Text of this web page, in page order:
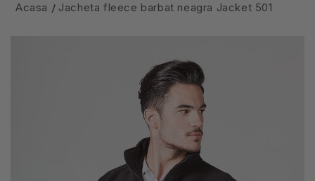
Acasa Jacheta fleece barbat neagra Jacket 501